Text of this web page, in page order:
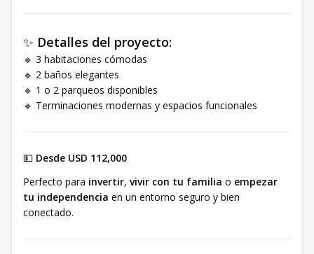
✨ Detalles del proyecto:
🔹 3 habitaciones cómodas
🔹 2 baños elegantes
🔹 1 o 2 parqueos disponibles
🔹 Terminaciones modernas y espacios funcionales
💵 Desde USD 112,000
Perfecto para invertir, vivir con tu familia o empezar
tu independencia en un entorno seguro y bien
conectado.